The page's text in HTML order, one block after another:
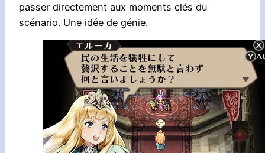
passer directement aux moments clés du
scénario. Une idée de génie.